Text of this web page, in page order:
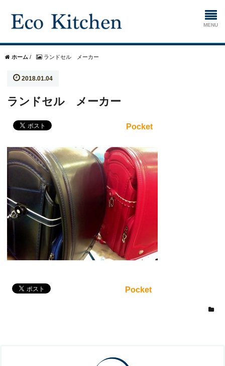
生ゴミ処理機
ホーム / ランドセル メーカー
2018.01.04
ランドセル メーカー
Pocket
Pocket